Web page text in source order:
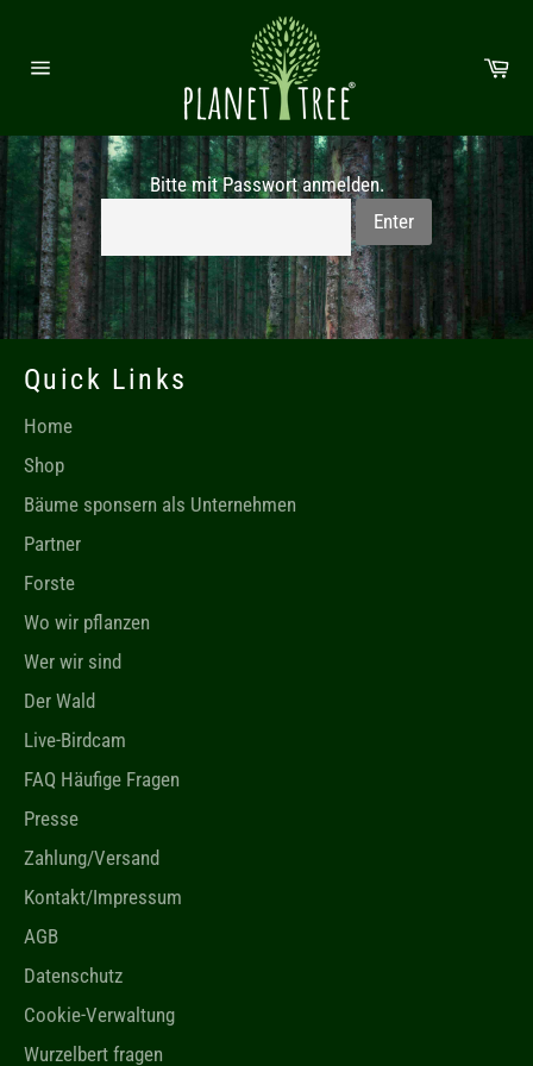
Bitte mit Passwort anmelden.
Enter
Quick Links
Home
Shop
Bäume sponsern als Unternehmen
Partner
Forste
Wo wir pflanzen
Wer wir sind
Der Wald
Live-Birdcam
FAQ Häufige Fragen
Presse
Zahlung/Versand
Kontakt/Impressum
AGB
Datenschutz
Cookie-Verwaltung
Wurzelbert fragen